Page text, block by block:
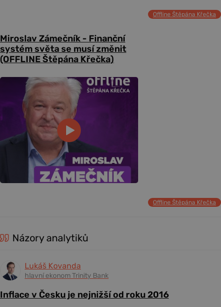
Offline Štěpána Křečka
Miroslav Zámečník - Finanční
systém světa se musí změnit
(OFFLINE Štěpána Křečka)
Offline Štěpána Křečka
Názory analytiků
Lukáš Kovanda
hlavní ekonom Trinity Bank
Inflace v Česku je nejnižší od roku 2016